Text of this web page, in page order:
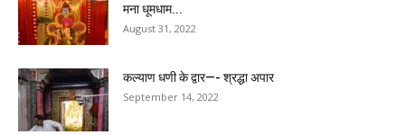
मना धूमधाम...
August 31, 2022
कल्याण धणी के द्वार—- श्रद्धा अपार
September 14, 2022